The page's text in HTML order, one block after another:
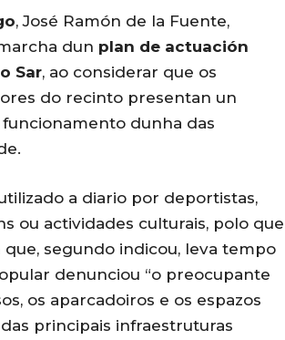
, José Ramón de la Fuente,
dun plan de actuación
Sar, ao considerar que os
do recinto presentan un
dunha das
a diario por deportistas,
ou actividades culturais, polo que
segundo indicou, leva tempo
denunciou “o preocupante
os aparcadoiros e os espazos
principais infraestruturas